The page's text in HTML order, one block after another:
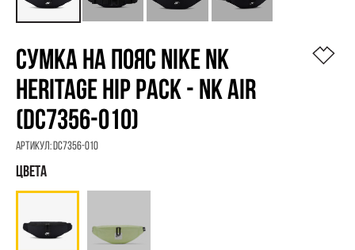
СУМКА НА ПОЯС NIKE NK
HERITAGE HIP PACK - NK AIR
(DC7356-010)
Артикул:DC7356-010